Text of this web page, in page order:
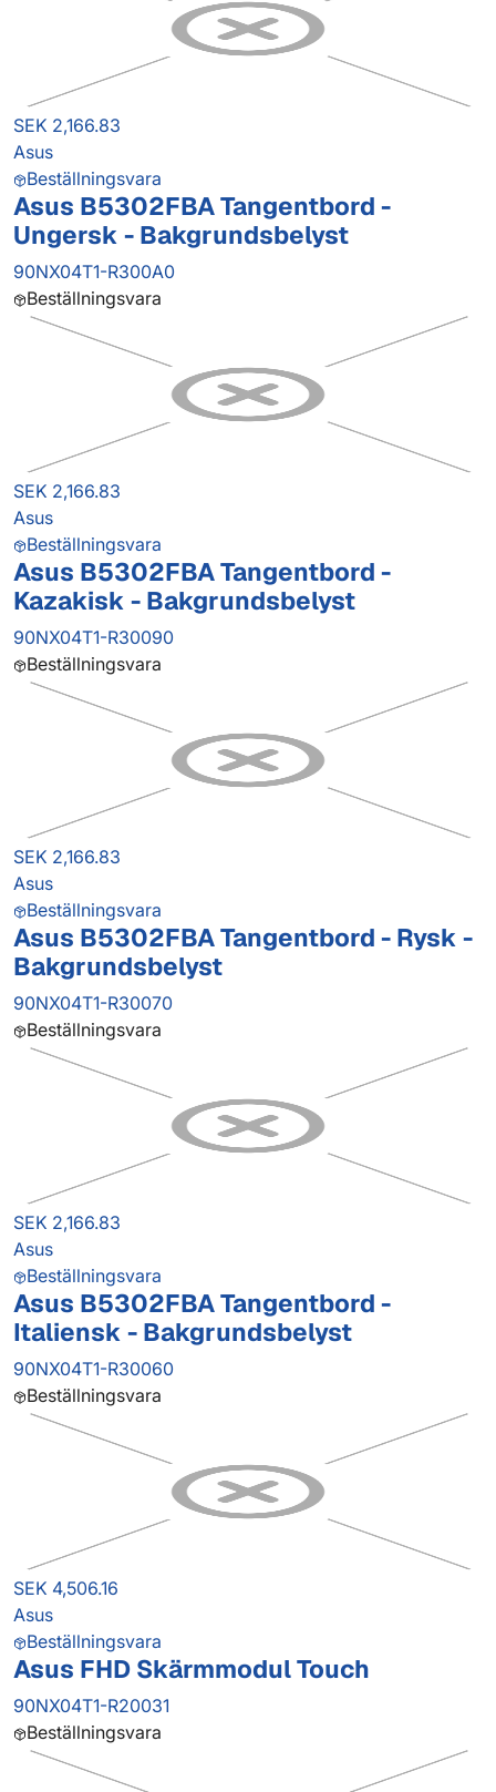
SEK 2,166.83
Asus
Beställningsvara
Asus B5302FBA Tangentbord -
Ungersk - Bakgrundsbelyst
90NX04T1-R300A0
Beställningsvara
SEK 2,166.83
Asus
Beställningsvara
Asus B5302FBA Tangentbord -
Kazakisk - Bakgrundsbelyst
90NX04T1-R30090
Beställningsvara
SEK 2,166.83
Asus
Beställningsvara
Asus B5302FBA Tangentbord - Rysk -
Bakgrundsbelyst
90NX04T1-R30070
Beställningsvara
SEK 2,166.83
Asus
Beställningsvara
Asus B5302FBA Tangentbord -
Italiensk - Bakgrundsbelyst
90NX04T1-R30060
Beställningsvara
SEK 4,506.16
Asus
Beställningsvara
Asus FHD Skärmmodul Touch
90NX04T1-R20031
Beställningsvara